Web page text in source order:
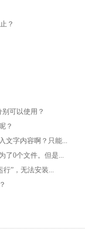
？
可以使用？
？
文字内容啊？只能...
了0个文件。但是...
行”，无法安装...